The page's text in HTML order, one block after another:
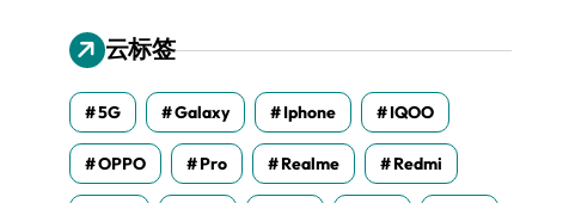
云标签
5G Galaxy Iphone IQOO
OPPO Pro Realme Redmi